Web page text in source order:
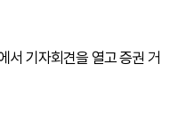
서 기자회견을 열고 증권 거